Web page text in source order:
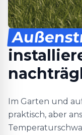
Im Garten und
praktisch, aber